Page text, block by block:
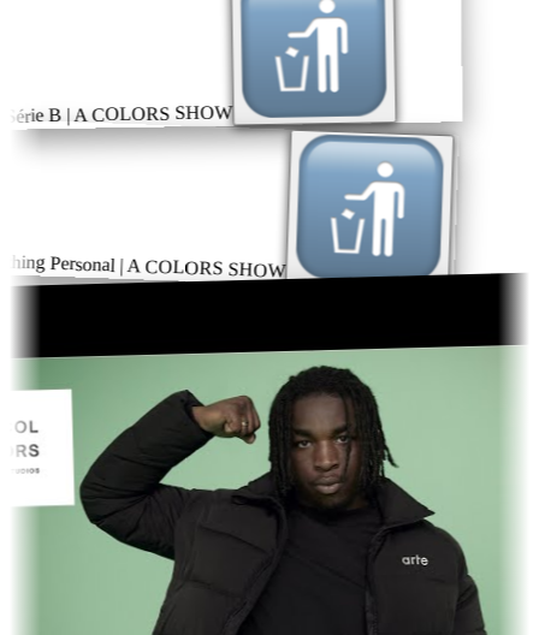
B | A COLORS SHOW
Personal | A COLORS SHOW